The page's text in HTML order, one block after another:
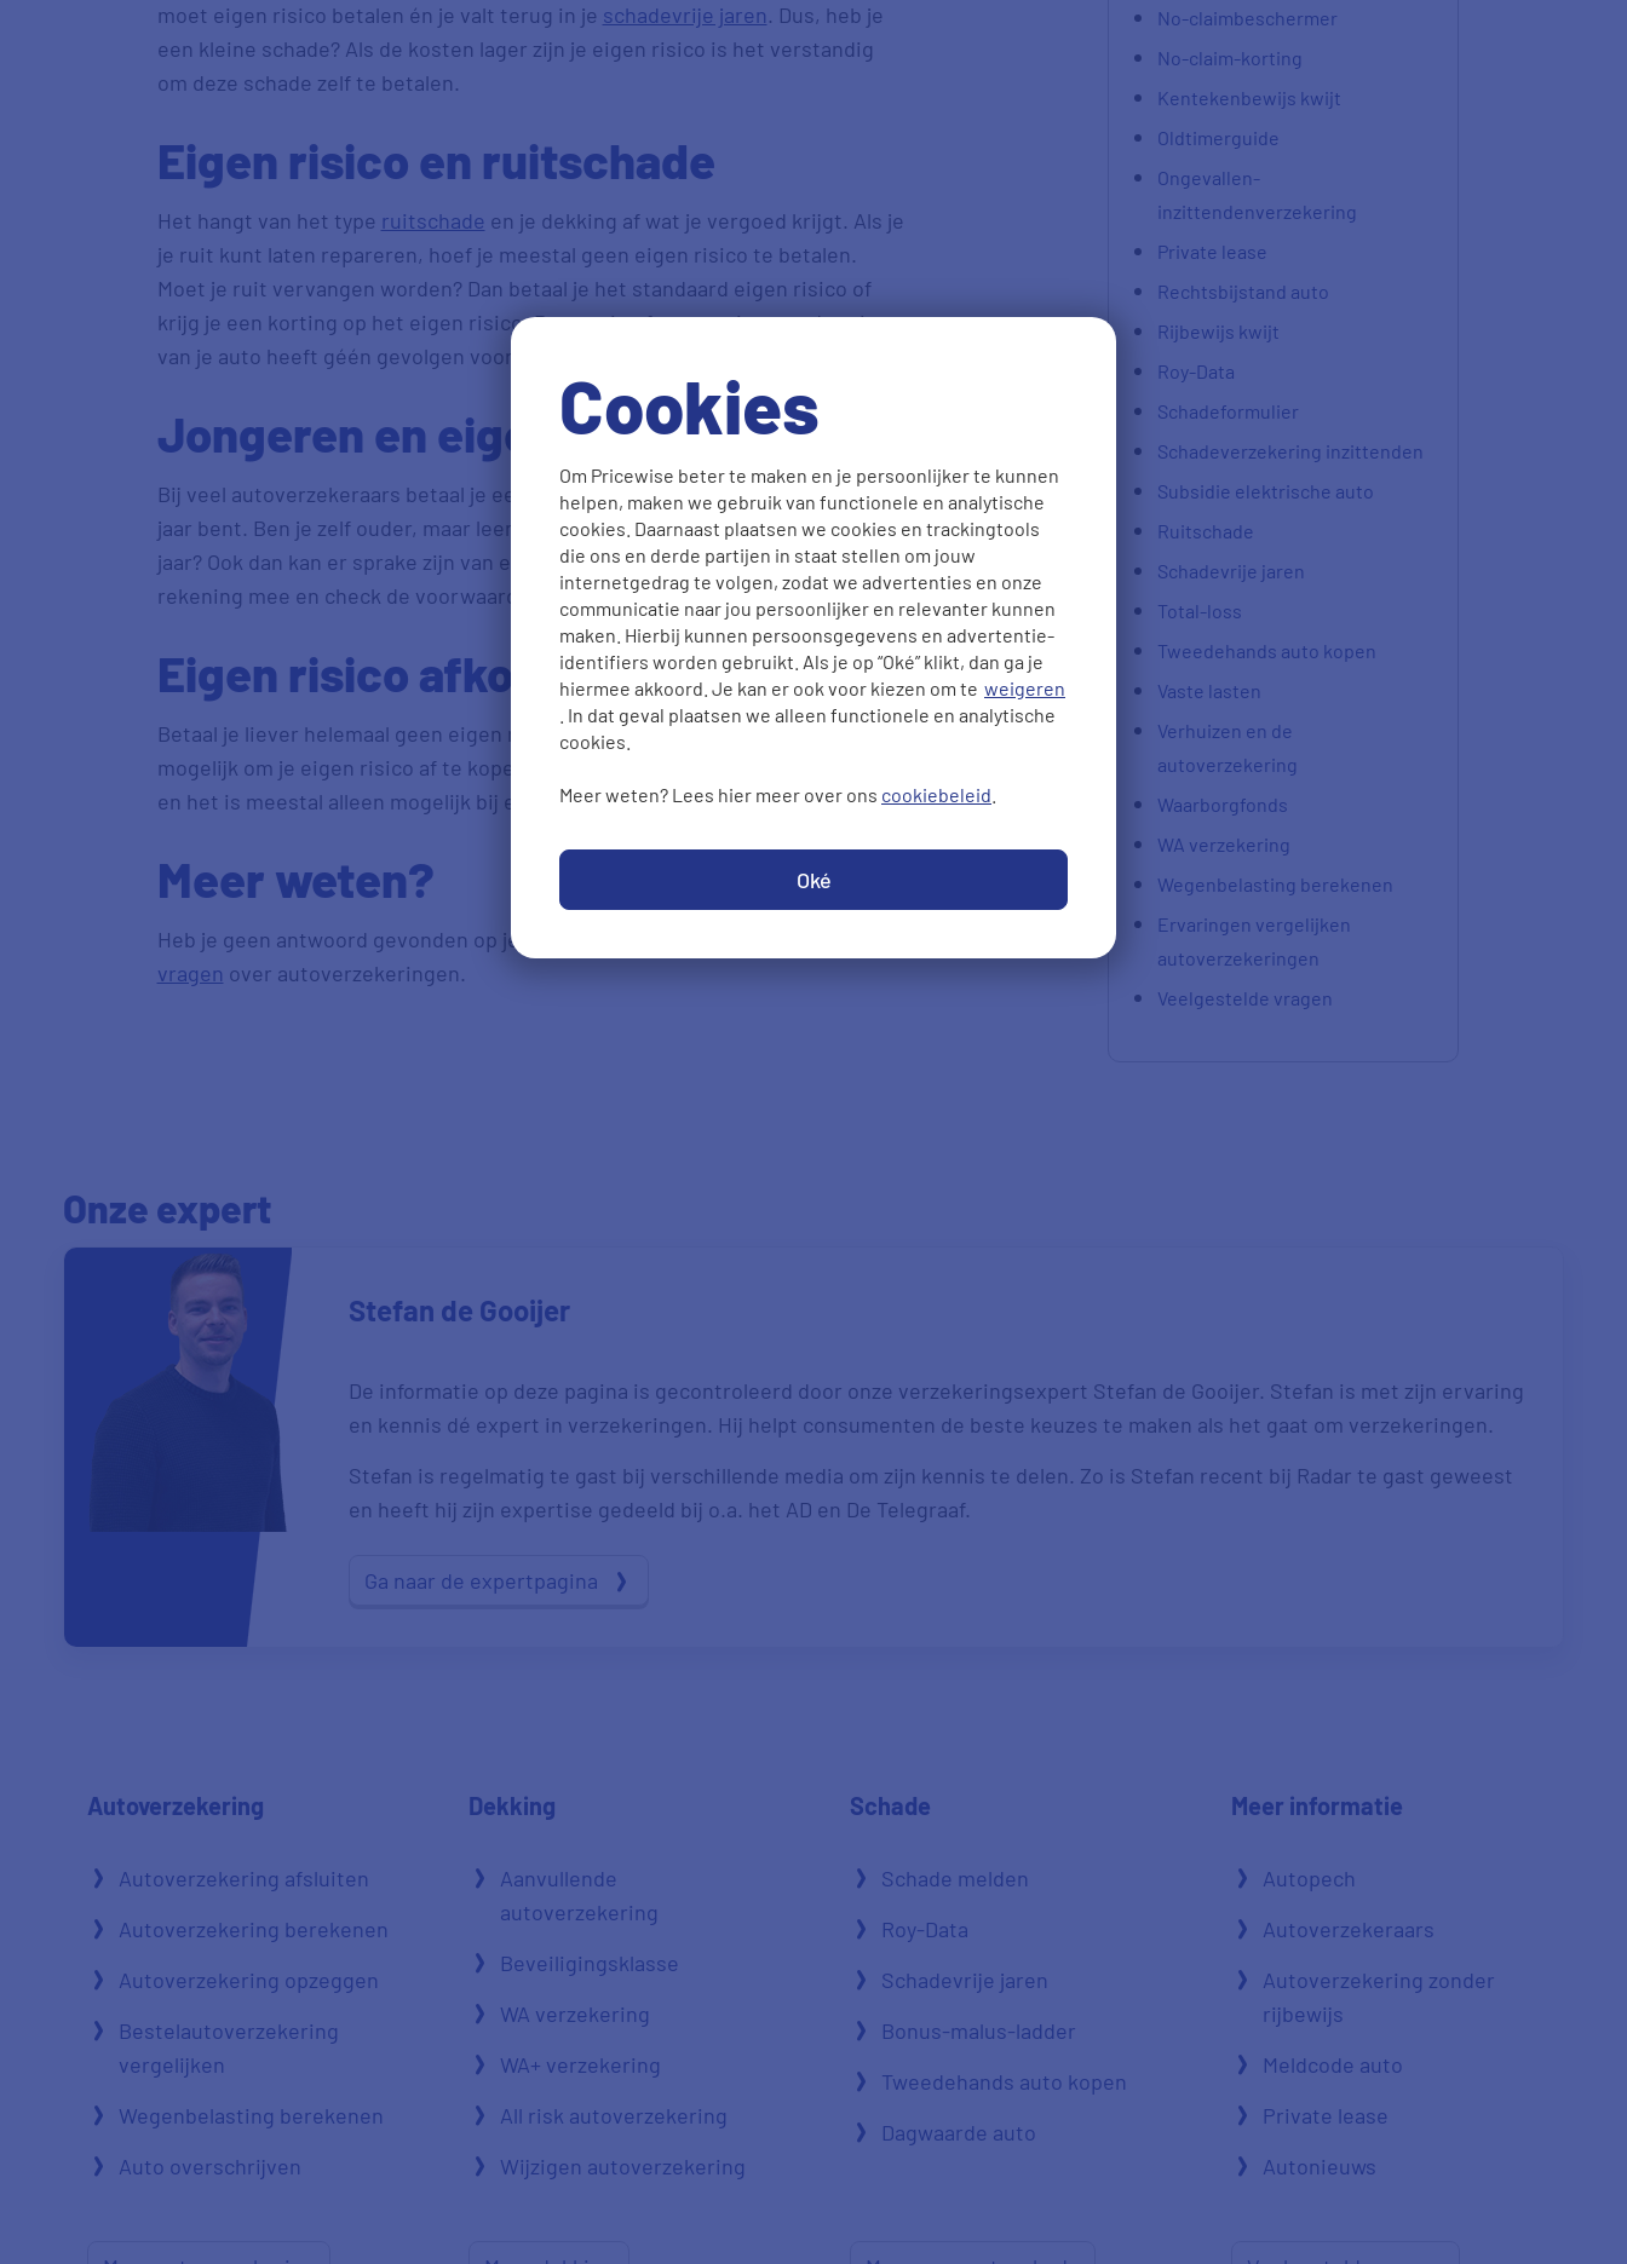
Cookies
Om Pricewise beter te maken en je persoonlijker te kunnen
helpen, maken we gebruik van functionele en analytische
cookies. Daarnaast plaatsen we cookies en trackingtools
die ons en derde partijen in staat stellen om jouw
internetgedrag te volgen, zodat we advertenties en onze
communicatie naar jou persoonlijker en relevanter kunnen
maken. Hierbij kunnen persoonsgegevens en advertentie-
identifiers worden gebruikt. Als je op “Oké” klikt, dan ga je
hiermee akkoord. Je kan er ook voor kiezen om te weigeren
. In dat geval plaatsen we alleen functionele en analytische
cookies.
Meer weten? Lees hier meer over ons cookiebeleid
Oké
moet eigen risico betalen én je valt terug in je schadevrije jaren. Dus, heb je
een kleine schade? Als de kosten lager zijn je eigen risico is het verstandig
om deze schade zelf te betalen.
Eigen risico en ruitschade
Het hangt van het type ruitschade en je dekking af wat je vergoed krijgt. Als je
je ruit kunt laten repareren, hoef je meestal geen eigen risico te betalen.
Moet je ruit vervangen worden? Dan betaal je het standaard eigen risico of
krijg je een korting op het eigen risico. Reparatie of vervanging van de ruit
van je auto heeft géén gevolgen voor de
Jongeren en eigen risico
Bij veel autoverzekeraars betaal je een hoger eigen risico als je jonger dan 24
jaar bent. Ben je zelf ouder, maar leen je je auto uit aan iemand jonger dan 24
jaar? Ook dan kan er sprake zijn van een hoger eigen risico. Houd hier dus
rekening mee en check de voorwaarden.
Eigen risico afkopen
Betaal je liever helemaal geen eigen risico? Bij sommige verzekeraars is het
mogelijk om je eigen risico af te kopen. Je betaalt dan wel een hogere premie
en het is meestal alleen mogelijk bij een
WA + Volledig Cascoverzekering.
Meer weten?
Heb je geen antwoord gevonden op je vraag? Bekijk de andere
vragen over autoverzekeringen.
No-claimbeschermer
No-claim-korting
Kentekenbewijs kwijt
Oldtimerguide
Ongevallen-
inzittendenverzekering
Private lease
Rechtsbijstand auto
Rijbewijs kwijt
Roy-Data
Schadeformulier
Schadeverzekering inzittenden
Subsidie elektrische auto
Ruitschade
Schadevrije jaren
Total-loss
Tweedehands auto kopen
Vaste lasten
Verhuizen en de
autoverzekering
Waarborgfonds
WA verzekering
Wegenbelasting berekenen
Ervaringen vergelijken
autoverzekeringen
Veelgestelde vragen
Onze expert
Stefan de Gooijer
De informatie op deze pagina is gecontroleerd door onze verzekeringsexpert Stefan de Gooijer. Stefan is met zijn ervaring
en kennis dé expert in verzekeringen. Hij helpt consumenten de beste keuzes te maken als het gaat om verzekeringen.
Stefan is regelmatig te gast bij verschillende media om zijn kennis te delen. Zo is Stefan recent bij Radar te gast geweest
en heeft hij zijn expertise gedeeld bij o.a. het AD en De Telegraaf.
Ga naar de expertpagina
Autoverzekering
Autoverzekering afsluiten
Autoverzekering berekenen
Autoverzekering opzeggen
Bestelautoverzekering
vergelijken
Wegenbelasting berekenen
Auto overschrijven
Dekking
Aanvullende
autoverzekering
Beveiligingsklasse
WA verzekering
WA+ verzekering
All risk autoverzekering
Wijzigen autoverzekering
Schade
Schade melden
Roy-Data
Schadevrije jaren
Bonus-malus-ladder
Tweedehands auto kopen
Dagwaarde auto
Meer informatie
Autopech
Autoverzekeraars
Autoverzekering zonder
rijbewijs
Meldcode auto
Private lease
Autonieuws